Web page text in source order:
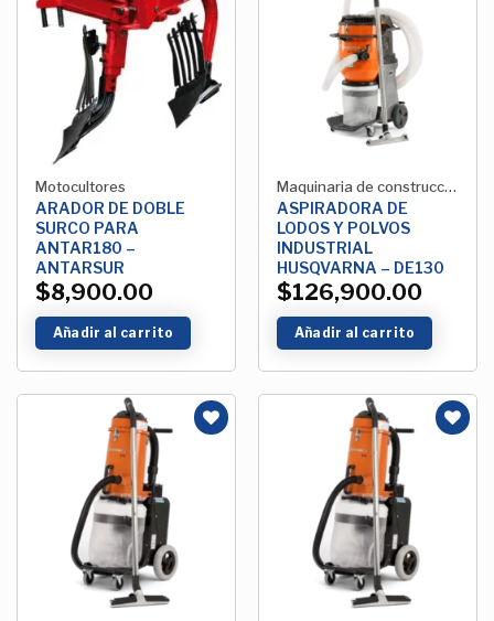
Añadir
a la
Lista de
deseos
Motocultores
ARADOR DE DOBLE
SURCO PARA
ANTAR180 –
ANTARSUR
$8,900.00
Añadir al carrito
Maquinaria de construcción
ASPIRADORA DE
LODOS Y POLVOS
INDUSTRIAL
HUSQVARNA – DE130
$126,900.00
Añadir al carrito